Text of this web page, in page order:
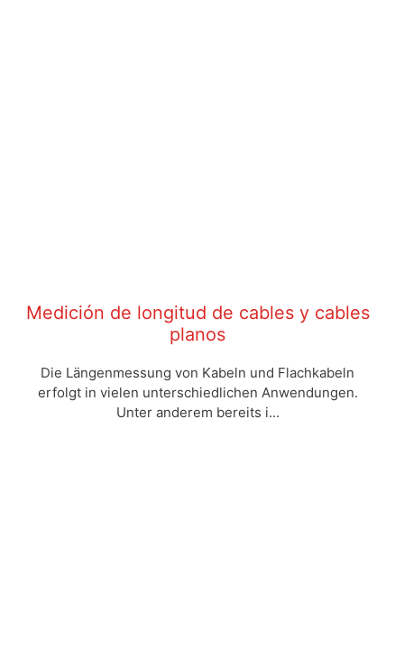
Medición de longitud de cables y cables
planos
Die Längenmessung von Kabeln und Flachkabeln
erfolgt in vielen unterschiedlichen Anwendungen.
Unter anderem bereits i...